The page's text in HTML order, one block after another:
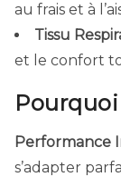
au frais et à
Tissu
et le confort
Performance
s’adapter